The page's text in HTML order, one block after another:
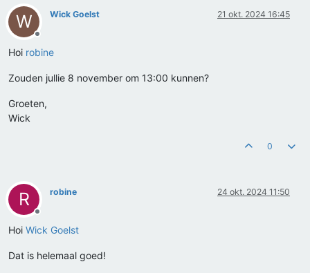
W
Offline
Wick Goelst 21 okt. 2024 16:45
Hoi robine
Zouden jullie 8 november om 13:00 kunnen?
Groeten,
Wick
0
R
Offline
robine 24 okt. 2024 11:50
Hoi Wick Goelst
Dat is helemaal goed!